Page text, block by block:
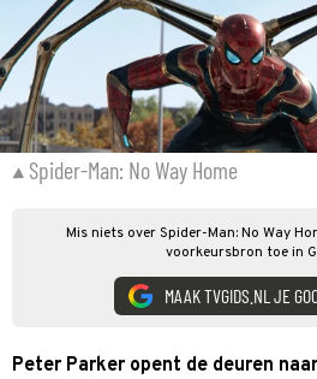
Spider-Man: No Way Home
Mis niets over Spider-Man: No Way
voorkeursbron toe in
MAAK TVGIDS.NL JE
Peter Parker opent de deuren